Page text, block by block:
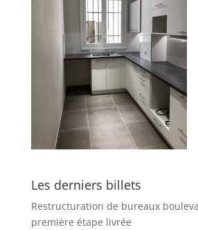
Les derniers billets
Restructuration de bureaux
première étape livrée